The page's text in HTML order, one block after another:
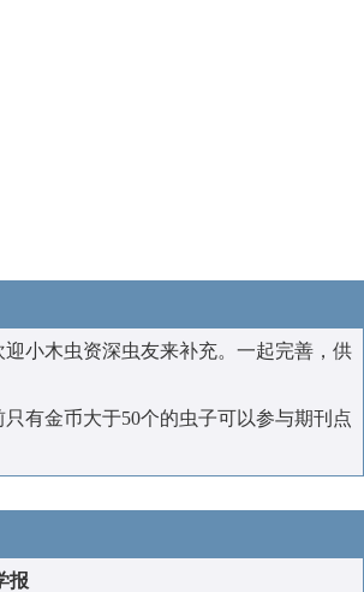
小木虫资深虫友来补充。一起完善，供
有金币大于50个的虫子可以参与期刊点
报